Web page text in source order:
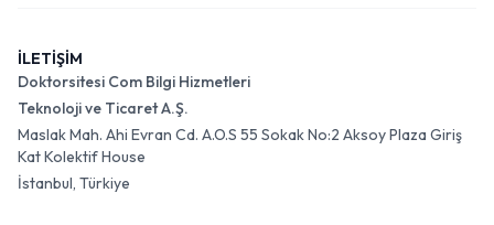
İLETİŞİM
Doktorsitesi Com Bilgi Hizmetleri
Teknoloji ve Ticaret A.Ş.
Maslak Mah. Ahi Evran Cd. A.O.S 55 Sokak No:2 Aksoy Plaza Giriş
Kat Kolektif House
İstanbul, Türkiye